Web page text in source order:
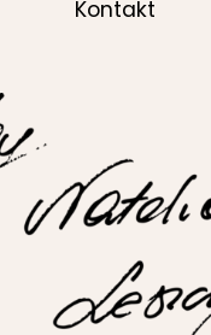
Kontakt